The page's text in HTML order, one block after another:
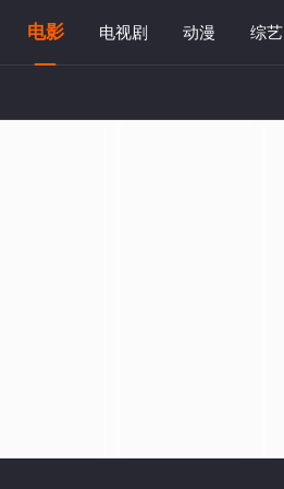
电影 电视剧 动漫 综艺